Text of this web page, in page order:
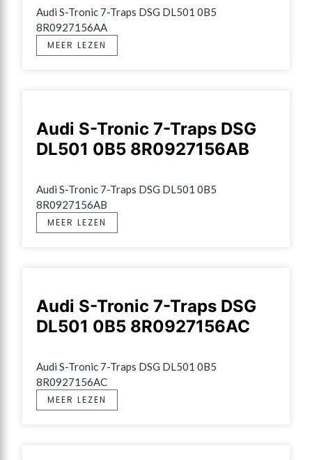
Audi S-Tronic 7-Traps DSG DL501 0B5
8R0927156AA
MEER LEZEN
Audi S-Tronic 7-Traps DSG
DL501 0B5 8R0927156AB
Audi S-Tronic 7-Traps DSG DL501 0B5
8R0927156AB
MEER LEZEN
Audi S-Tronic 7-Traps DSG
DL501 0B5 8R0927156AC
Audi S-Tronic 7-Traps DSG DL501 0B5
8R0927156AC
MEER LEZEN